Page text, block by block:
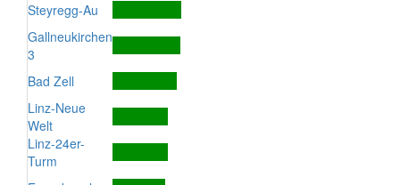
Steyregg-Au
Gallneukirchen
3
Bad Zell
Linz-Neue
Welt
Linz-24er-
Turm